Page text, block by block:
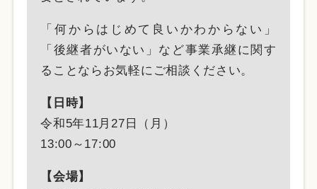
「何からはじめて良いかわからない」
「後継者がいない」など事業承継に関す
ることならお気軽にご相談ください。
【日時】
令和5年11月27日（月）
13:00～17:00
【会場】